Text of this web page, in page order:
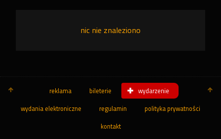
nic nie znaleziono
reklama bileterie wydarzenie
wydania elektroniczne regulamin polityka prywatności
kontakt